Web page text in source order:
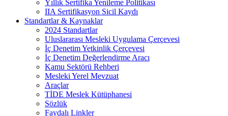
Yıllık Sertifika Yenileme Politikası
IIA Sertifikasyon Sicil Kaydı
Standartlar & Kaynaklar
2024 Standartlar
Uluslararası Mesleki Uygulama Çerçevesi
İç Denetim Yetkinlik Çerçevesi
İç Denetim Değerlendirme Aracı
Kamu Sektörü Rehberi
Mesleki Yerel Mevzuat
Araçlar
TİDE Meslek Kütüphanesi
Sözlük
Faydalı Linkler